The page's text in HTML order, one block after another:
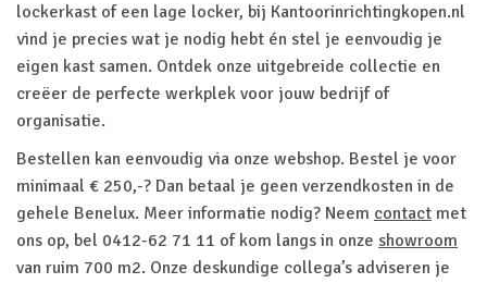
lockerkast of een lage locker, bij Kantoorinrichtingkopen.nl
vind je precies wat je nodig hebt én stel je eenvoudig je
eigen kast samen. Ontdek onze uitgebreide collectie en
creëer de perfecte werkplek voor jouw bedrijf of
organisatie.
Bestellen kan eenvoudig via onze webshop. Bestel je voor
minimaal € 250,-? Dan betaal je geen verzendkosten in de
gehele Benelux. Meer informatie nodig? Neem contact met
ons op, bel 0412-62 71 11 of kom langs in onze showroom
van ruim 700 m2. Onze deskundige collega’s adviseren je